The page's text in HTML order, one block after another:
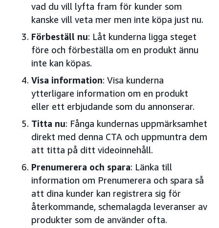
vad du vill lyfta fram för kunder som
kanske vill veta mer men inte köpa just nu.
Förbeställ nu: Låt kunderna ligga steget
före och förbeställa om en produkt ännu
inte kan köpas.
Visa information: Visa kunderna
ytterligare information om en produkt
eller ett erbjudande som du annonserar.
Titta nu: Fånga kundernas uppmärksamhet
direkt med denna CTA och uppmuntra dem
att titta på ditt videoinnehåll.
Prenumerera och spara: Länka till
information om Prenumerera och spara så
att dina kunder kan registrera sig för
återkommande, schemalagda leveranser av
produkter som de använder ofta.